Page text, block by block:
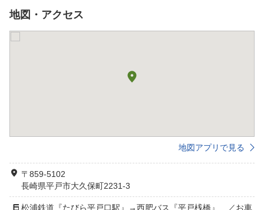
地図・アクセス
地図アプリで見る
〒859-5102
長崎県平戸市大久保町2231-3
松浦鉄道『たびら平戸口駅』→西肥バス『平戸桟橋』 ／お車